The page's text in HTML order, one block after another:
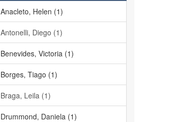
Anacleto, Helen (1)
Antonelli, Diego (1)
Benevides, Victoria (1)
Borges, Tiago (1)
Braga, Leila (1)
Drummond, Daniela (1)